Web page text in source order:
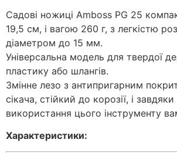
Садові ножиці Amboss PG 25
19,5 см, і вагою 260 г, з легкістю
діаметром до 15 мм.
Універсальна модель для твердої
пластику або шлангів.
Змінне лезо з антипригарним
сікача, стійкий до корозії, і
використання цього інструменту
Характеристики: